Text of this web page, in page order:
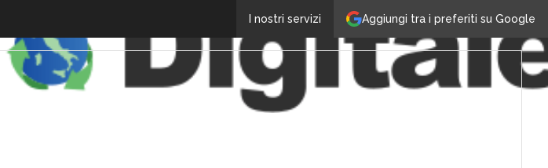
Aggiungi tra i preferiti su Google
I nostri servizi